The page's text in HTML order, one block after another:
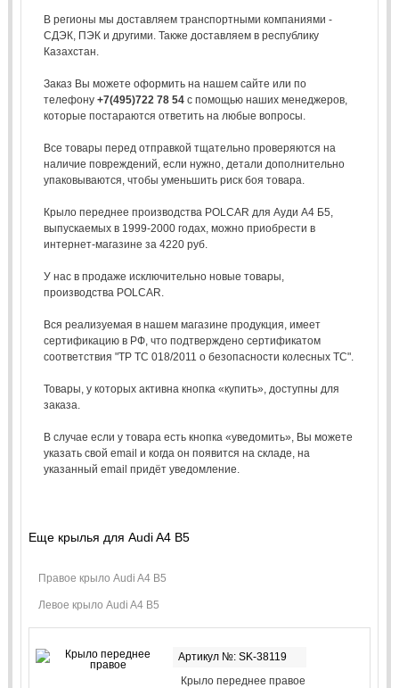
В регионы мы доставляем транспортными компаниями -
СДЭК, ПЭК и другими. Также доставляем в республику
Казахстан.
Заказ Вы можете оформить на нашем сайте или по
телефону +7(495)722 78 54с помощью наших менеджеров,
которые постараются ответить на любые вопросы.
Все товары перед отправкой тщательно проверяются на
наличие повреждений, если нужно, детали дополнительно
упаковываются, чтобы уменьшить риск боя товара.
Крыло переднее производства POLCAR для Ауди А4 Б5,
выпускаемых в 1999-2000 годах, можно приобрести в
интернет-магазине за 4220 руб.
У нас в продаже исключительно новые товары,
производства POLCAR.
Вся реализуемая в нашем магазине продукция, имеет
сертификацию в РФ, что подтверждено сертификатом
соответствия "ТР ТС 018/2011 о безопасности колесных ТС".
Товары, у которых активна кнопка «купить», доступны для
заказа.
В случае если у товара есть кнопка «уведомить», Вы можете
указать свой email и когда он появится на складе, на
указанный email придёт уведомление.
Еще крылья для Audi A4 B5
Правое крыло Audi A4 B5
Левое крыло Audi A4 B5
Артикул №: SK-38119
Крыло переднее правое